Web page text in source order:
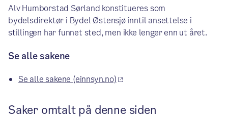
Alv Humborstad Sørland konstitueres som
bydelsdirektør i Bydel Østensjø inntil ansettelse i
stillingen har funnet sted, men ikke lenger enn ut året.
Se alle sakene
Se alle sakene (einnsyn.no)
Saker omtalt på denne siden